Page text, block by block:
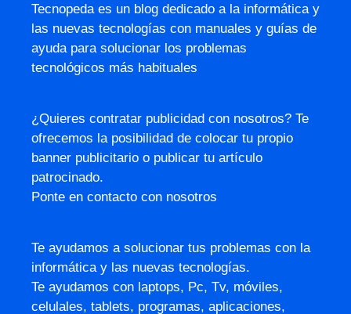
Tecnopeda es un blog dedicado a la informática y
las nuevas tecnologías con manuales y guías de
ayuda para solucionar los problemas
tecnológicos más habituales
¿Quieres contratar publicidad con nosotros? Te
ofrecemos la posibilidad de colocar tu propio
banner publicitario o publicar tu artículo
patrocinado.
Ponte en contacto con nosotros
Te ayudamos a solucionar tus problemas con la
informática y las nuevas tecnologías.
Te ayudamos con laptops, Pc, Tv, móviles,
celulales, tablets, programas, aplicaciones,